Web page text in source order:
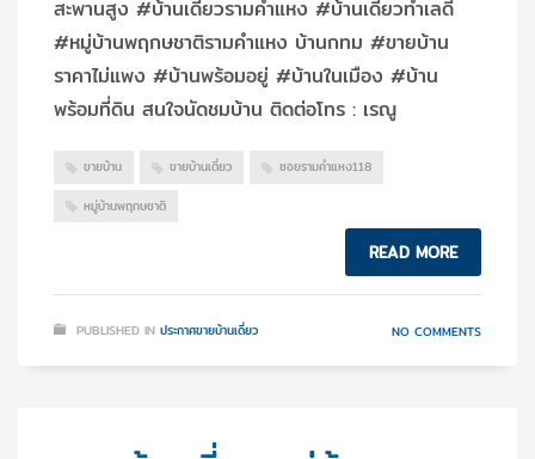
สะพานสูง #บ้านเดี่ยวรามคำแหง #บ้านเดี่ยวทำเลดี
#หมู่บ้านพฤกษชาติรามคําแหง บ้านกทม #ขายบ้าน
ราคาไม่แพง #บ้านพร้อมอยู่ #บ้านในเมือง #บ้าน
พร้อมที่ดิน สนใจนัดชมบ้าน ติดต่อโทร : เรณู
ขายบ้าน ขายบ้านเดี่ยว ซอยรามคำแหง118
หมู่บ้านพฤกษชาติ
READ MORE
PUBLISHED IN ประกาศขายบ้านเดี่ยว NO COMMENTS